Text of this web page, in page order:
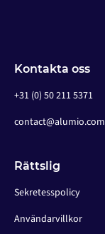
Kontakta oss
+31 (0) 50 211 5371
contact@alumio.com
Rättslig
Sekretesspolicy
Användarvillkor